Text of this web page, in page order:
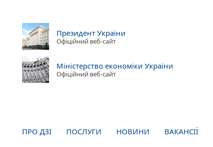
Президент України
Офіційний веб-сайт
Міністерство економіки України
Офіційний веб-сайт
ПРО ДЗІ ПОСЛУГИ НОВИНИ ВАКАНСІЇ